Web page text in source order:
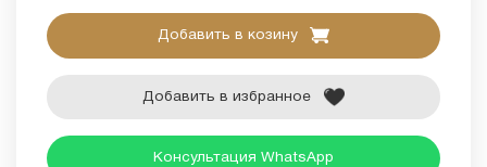
Добавить в козину
Добавить в избранное
Консультация WhatsApp